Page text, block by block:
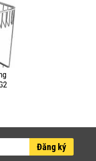
Đăng ký